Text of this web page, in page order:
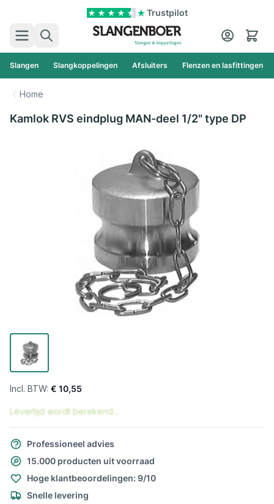
Trustpilot
Zoek
Cart
Slangen Slangkoppelingen Afsluiters Flenzen en lasfittingen
Home
Kamlok RVS eindplug MAN-deel 1/2" type DP
€ 10,55
Levertijd wordt berekend...
Professioneel advies
15.000 producten uit voorraad
Hoge klantbeoordelingen: 9/10
Snelle levering